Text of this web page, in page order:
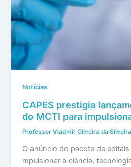
Notícias
CAPES prestigia
do MCTI para
Professor Vladmir Oliveira da
O anúncio do pacote de
mpulsionar a ciência,